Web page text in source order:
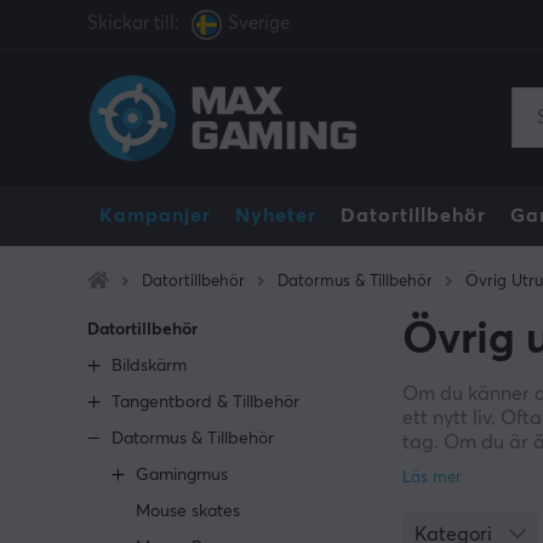
Skickar till: Sverige
Kampanjer Nyheter Datortillbehör
Datortillbehör Datormus & Tillbehör Övrig
Datortillbehör
Bildskärm
Tangentbord & Tillbehör
Datormus & Tillbehör
Gamingmus
Mouse skates
Övrig
Om du känner
ett nytt liv.
tag. Om du är
att få den att
Kategori